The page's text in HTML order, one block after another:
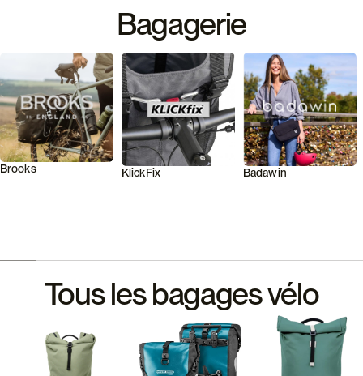
Bagagerie
Brooks KlickFix Badawin
Tous les bagages vélo